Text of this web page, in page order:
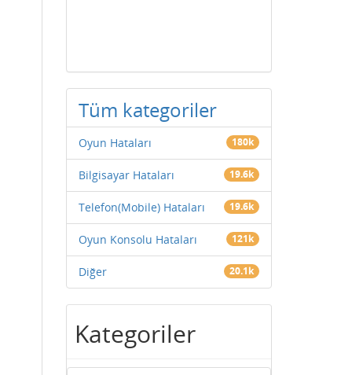
Tüm kategoriler
Oyun Hataları 180k
Bilgisayar Hataları 19.6k
Telefon(Mobile) Hataları 19.6k
Oyun Konsolu Hataları 121k
Diğer 20.1k
Kategoriler